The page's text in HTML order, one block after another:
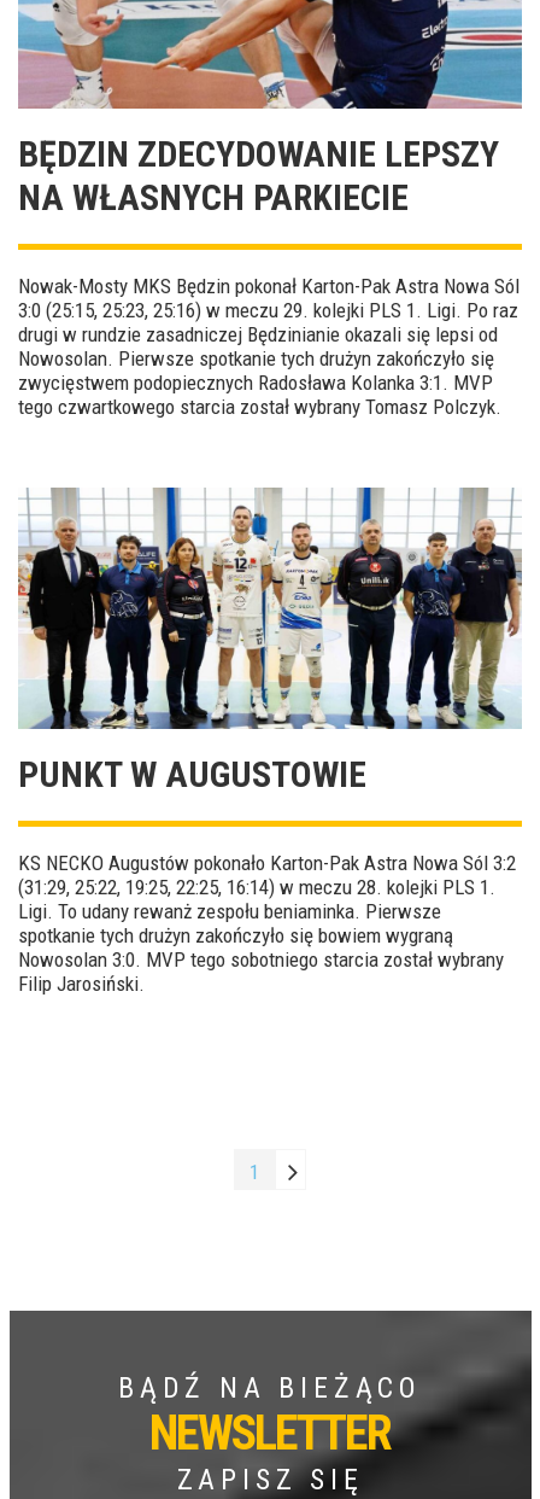
BĘDZIN ZDECYDOWANIE LEPSZY
NA WŁASNYCH PARKIECIE
Nowak-Mosty MKS Będzin pokonał Karton-Pak Astra Nowa Sól
3:0 (25:15, 25:23, 25:16) w meczu 29. kolejki PLS 1. Ligi. Po raz
drugi w rundzie zasadniczej Będzinianie okazali się lepsi od
Nowosolan. Pierwsze spotkanie tych drużyn zakończyło się
zwycięstwem podopiecznych Radosława Kolanka 3:1. MVP
tego czwartkowego starcia został wybrany Tomasz Polczyk.
PUNKT W AUGUSTOWIE
KS NECKO Augustów pokonało Karton-Pak Astra Nowa Sól 3:2
(31:29, 25:22, 19:25, 22:25, 16:14) w meczu 28. kolejki PLS 1.
Ligi. To udany rewanż zespołu beniaminka. Pierwsze
spotkanie tych drużyn zakończyło się bowiem wygraną
Nowosolan 3:0. MVP tego sobotniego starcia został wybrany
Filip Jarosiński.
1
BĄDŹ NA BIEŻĄCO
NEWSLETTER
ZAPISZ SIĘ